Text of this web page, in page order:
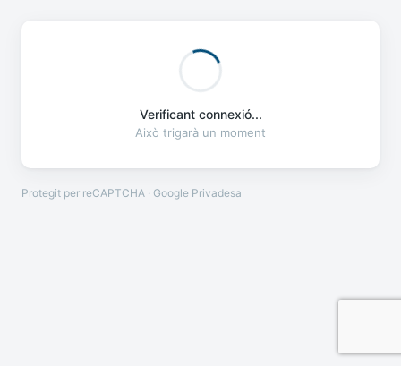
Verificant connexió...
Això trigarà un moment
Protegit per reCAPTCHA · Google Privadesa